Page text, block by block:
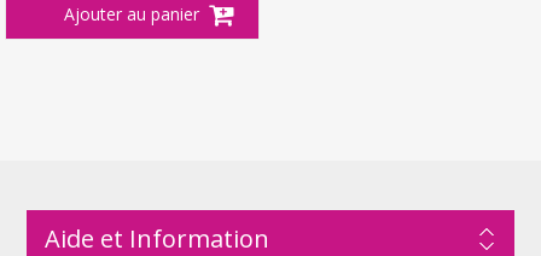
Aide et Information